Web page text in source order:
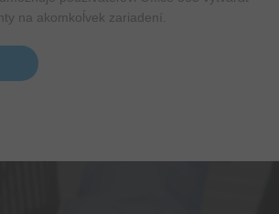
na akomkoĺvek zariadení.